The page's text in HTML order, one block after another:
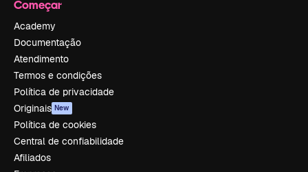
Começar
Academy
Documentação
Atendimento
Termos e condições
Política de privacidade
Originais New
Política de cookies
Central de confiabilidade
Afiliados